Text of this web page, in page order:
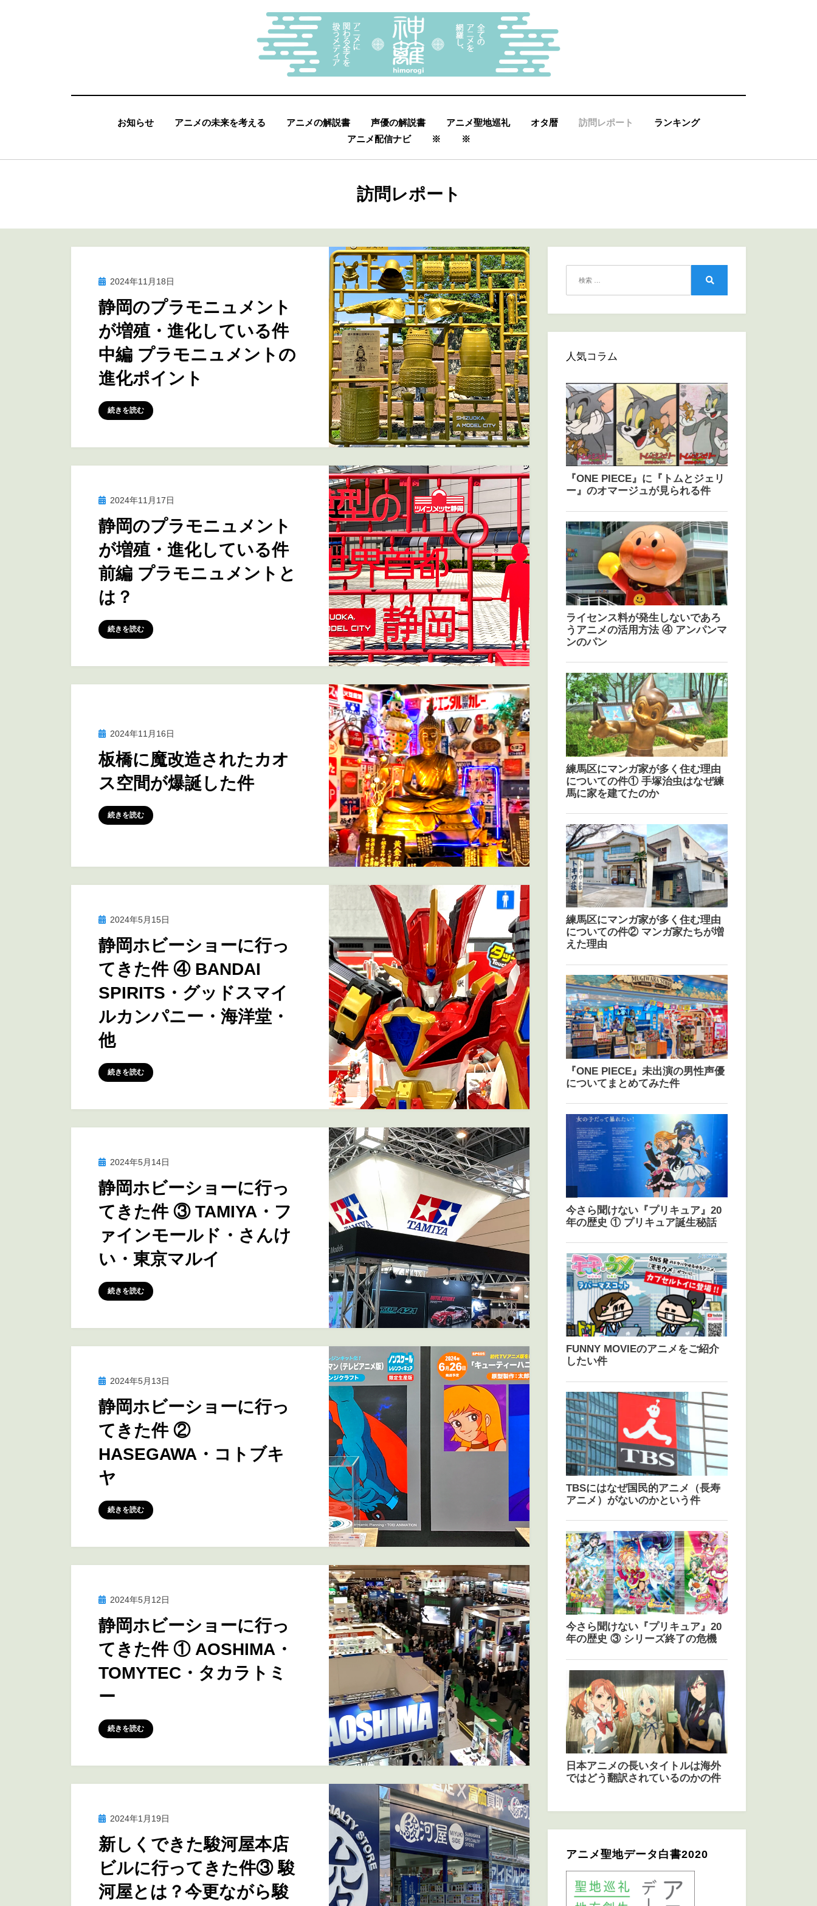
お知らせ アニメの未来を考える アニメの解説書 声優の解説書 アニメ聖地巡礼 オタ暦 訪問レポート
ランキング
アニメ配信ナビ
※ ※
カテゴリー
:
訪問レポート
投
日:
2024年11月18日
静岡のプラモニュメント
が増殖・進化している件
中編 プラモニュメントの
進化ポイント
投稿者marumegane
続きを読む
投
日:
2024年11月17日
静岡のプラモニュメント
が増殖・進化している件
前編 プラモニュメントと
は？
投稿者marumegane
続きを読む
投
日:
2024年11月16日
板橋に魔改造されたカオ
ス空間が爆誕した件
投稿者marumegane
続きを読む
投
日:
2024年5月15日
静岡ホビーショーに行っ
てきた件 ④ BANDAI
SPIRITS・グッドスマイ
ルカンパニー・海洋堂・
他
投稿者marumegane
続きを読む
投
日:
2024年5月14日
静岡ホビーショーに行っ
てきた件 ③ TAMIYA・フ
ァインモールド・さんけ
い・東京マルイ
投稿者marumegane
続きを読む
投
日:
2024年5月13日
静岡ホビーショーに行っ
てきた件 ②
HASEGAWA・コトブキ
ヤ
投稿者marumegane
続きを読む
投
日:
2024年5月12日
静岡ホビーショーに行っ
てきた件 ① AOSHIMA・
TOMYTEC・タカラトミ
ー
投稿者marumegane
続きを読む
投
稿
日:
2024年1月19日
新しくできた駿河屋本店
ビルに行ってきた件③ 駿
河屋とは？今更ながら駿
人気コラム
アニメ聖地データ白書2020